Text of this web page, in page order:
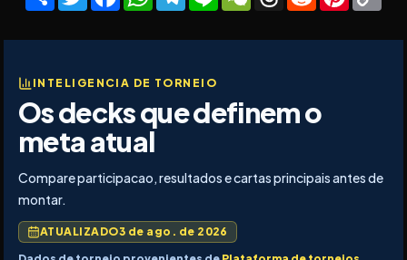
INTELIGENCIA DE TORNEIO
Os decks que definem o
meta atual
Compare participacao, resultados e cartas principais antes de
montar.
ATUALIZADO3 de ago. de 2026